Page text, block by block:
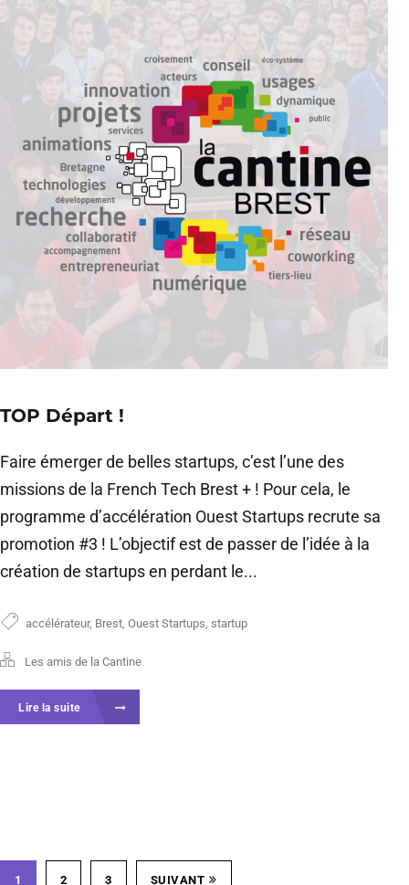
TOP Départ !
Faire émerger de belles startups, c’est l’une des
missions de la French Tech Brest + ! Pour cela, le
programme d’accélération Ouest Startups recrute sa
promotion #3 ! L’objectif est de passer de l’idée à la
création de startups en perdant le...
accélérateur, Brest Ouest Startups startup
Les amis de la Cantine
Lire la suite
1 2 3 SUIVANT